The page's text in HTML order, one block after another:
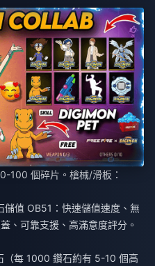
100 個碎片。槍械/滑板：
儲值 OB51 ：快速儲值速度、無
、可靠支援、高滿意度評分。
每 1000 鑽石約有 5-10 個高